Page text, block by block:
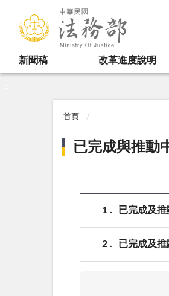
新聞稿 改革進度說明
首頁
已完成與推動
1 已完成及
2 已完成及